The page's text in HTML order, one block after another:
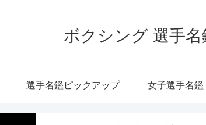
ボクシング 選手
選手名鑑ピックアップ 女子選手名鑑